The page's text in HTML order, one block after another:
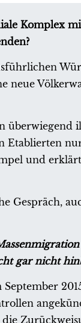
Komplex
neue
überwiegend
Etablierten
und
Gespräch,
gar nicht